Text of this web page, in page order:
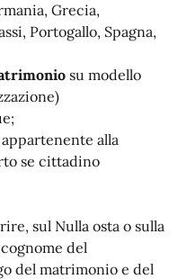
Grecia,
Portogallo, Spagna,
su modello
alla
se cittadino
sul Nulla osta o sulla
del
del matrimonio e del